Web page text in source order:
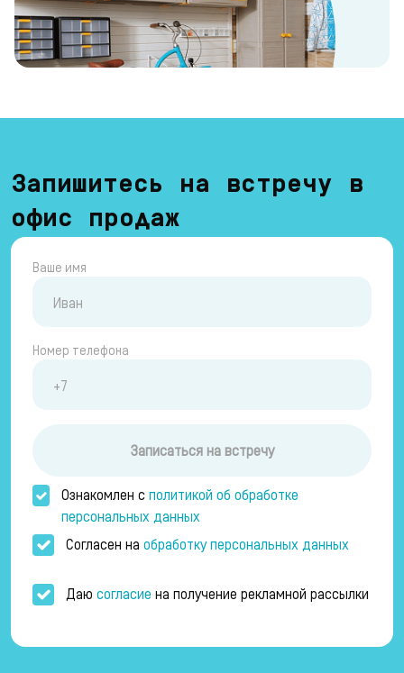
Запишитесь на встречу в
офис продаж
Ваше имя
Номер телефона
Записаться на встречу
Ознакомлен сполитикой об обработке
персональных данных
Согласен на обработку персональных данных
Даю согласие на получение рекламной рассылки